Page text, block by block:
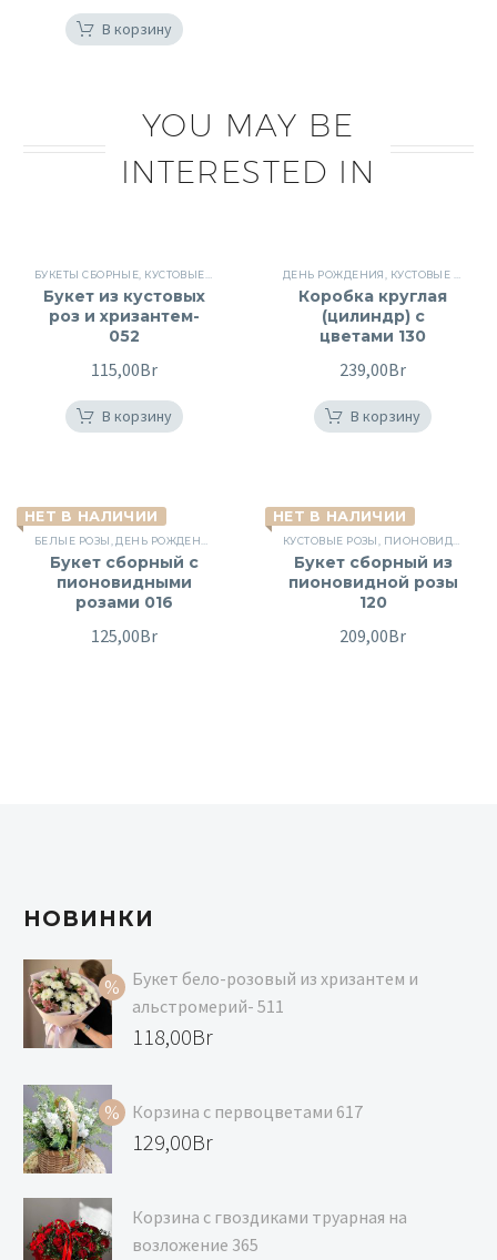
В корзину
YOU MAY BE
INTERESTED IN
БУКЕТЫ СБОРНЫЕ КУСТОВЫЕ РОЗЫ СБОРНЫЕ БУКЕТЫ,ХРИЗАНТЕМЫ, ЦВЕТЫ
Букет из кустовых
роз и хризантем-
052
115,00Br
В корзину
ДЕНЬ РОЖДЕНИЯ КУСТОВЫЕ РОЗЫ
Коробка круглая
(цилиндр) с
цветами 130
239,00Br
В корзину
НЕТ В НАЛИЧИИ
БЕЛЫЕ РОЗЫ ДЕНЬ РОЖДЕНИЯ КУСТОВЫЕ РОЗЫ,ПОВОД,РОЗЫ,СБОРНЫЕ
Букет сборный с
пионовидными
розами 016
125,00Br
НЕТ В НАЛИЧИИ
КУСТОВЫЕ РОЗЫ ПИОНОВИДНЫЕ РОЗЫ
Букет сборный из
пионовидной розы
120
209,00Br
НОВИНКИ
Букет бело-розовый из хризантем и
альстромерий- 511
Первоначальная
составляла
129,00Br.
118,00Br
цена:
118,00Br.
Корзина с первоцветами 617
Первоначальная
составляла
139,00Br.
129,00Br
цена:
129,00Br.
Корзина с гвоздиками труарная на
возложение 365